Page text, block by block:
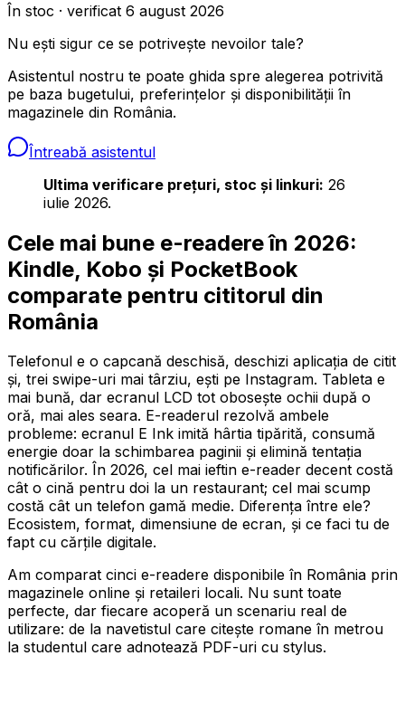
În stoc · verificat 6 august 2026
Nu ești sigur ce se potrivește nevoilor tale?
Asistentul nostru te poate ghida spre alegerea potrivită
pe baza bugetului, preferințelor și disponibilității în
magazinele din România.
Întreabă asistentul
Ultima verificare prețuri, stoc și linkuri: 26
iulie 2026.
Cele mai bune e-readere în 2026:
Kindle, Kobo și PocketBook
comparate pentru cititorul din
România
Telefonul e o capcană deschisă, deschizi aplicația de citit
și, trei swipe-uri mai târziu, ești pe Instagram. Tableta e
mai bună, dar ecranul LCD tot obosește ochii după o
oră, mai ales seara. E-readerul rezolvă ambele
probleme: ecranul E Ink imită hârtia tipărită, consumă
energie doar la schimbarea paginii și elimină tentația
notificărilor. În 2026, cel mai ieftin e-reader decent costă
cât o cină pentru doi la un restaurant; cel mai scump
costă cât un telefon gamă medie. Diferența între ele?
Ecosistem, format, dimensiune de ecran, și ce faci tu de
fapt cu cărțile digitale.
Am comparat cinci e-readere disponibile în România prin
magazinele online și retaileri locali. Nu sunt toate
perfecte, dar fiecare acoperă un scenariu real de
utilizare: de la navetistul care citește romane în metrou
la studentul care adnotează PDF-uri cu stylus.